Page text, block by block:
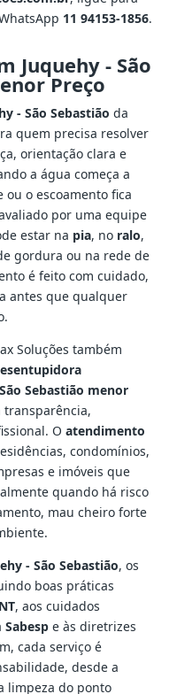
11 94153-1856.
Juquehy - São
Preço
- São Sebastião da
quem precisa resolver
orientação clara e
a água começa a
ou o escoamento fica
por uma equipe
estar na pia, no ralo,
gordura ou na rede de
é feito com cuidado,
antes que qualquer
Soluções também
Sebastião menor
transparência,
O atendimento
condomínios,
e imóveis que
quando há risco
mau cheiro forte
- São Sebastião, os
boas práticas
, aos cuidados
Sabespe às diretrizes
cada serviço é
desde a
limpeza do ponto